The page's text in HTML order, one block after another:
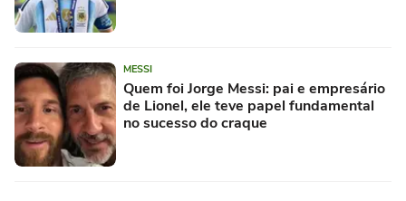
MESSI
Quem foi Jorge Messi: pai e empresário
de Lionel, ele teve papel fundamental
no sucesso do craque